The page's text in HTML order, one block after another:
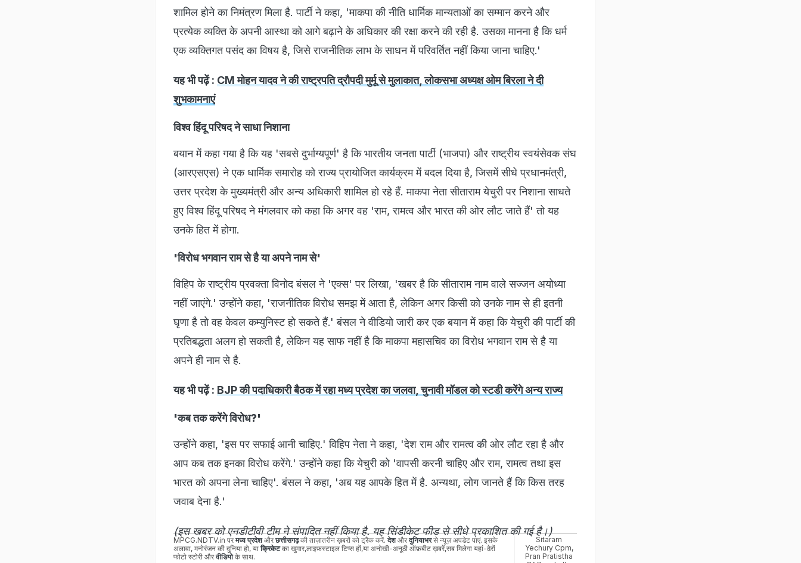
शामिल होने का निमंत्रण मिला है. पार्टी ने कहा, 'माकपा की नीति धार्मिक मान्यताओं का सम्मान करने और
प्रत्येक व्यक्ति के अपनी आस्था को आगे बढ़ाने के अधिकार की रक्षा करने की रही है. उसका मानना ​​है कि धर्म
एक व्यक्तिगत पसंद का विषय है, जिसे राजनीतिक लाभ के साधन में परिवर्तित नहीं किया जाना चाहिए.'
यह भी पढ़ें : CM मोहन यादव ने की राष्ट्रपति द्रौपदी मुर्मू से मुलाकात, लोकसभा अध्यक्ष ओम बिरला ने दी
शुभकामनाएं
विश्व हिंदू परिषद ने साधा निशाना
बयान में कहा गया है कि यह 'सबसे दुर्भाग्यपूर्ण' है कि भारतीय जनता पार्टी (भाजपा) और राष्ट्रीय स्वयंसेवक संघ
(आरएसएस) ने एक धार्मिक समारोह को राज्य प्रायोजित कार्यक्रम में बदल दिया है, जिसमें सीधे प्रधानमंत्री,
उत्तर प्रदेश के मुख्यमंत्री और अन्य अधिकारी शामिल हो रहे हैं. माकपा नेता सीताराम येचुरी पर निशाना साधते
हुए विश्व हिंदू परिषद ने मंगलवार को कहा कि अगर वह 'राम, रामत्व और भारत की ओर लौट जाते हैं' तो यह
उनके हित में होगा.
'विरोध भगवान राम से है या अपने नाम से'
विहिप के राष्ट्रीय प्रवक्ता विनोद बंसल ने 'एक्स' पर लिखा, 'खबर है कि सीताराम नाम वाले सज्जन अयोध्या
नहीं जाएंगे.' उन्होंने कहा, 'राजनीतिक विरोध समझ में आता है, लेकिन अगर किसी को उनके नाम से ही इतनी
घृणा है तो वह केवल कम्युनिस्ट हो सकते हैं.' बंसल ने वीडियो जारी कर एक बयान में कहा कि येचुरी की पार्टी की
प्रतिबद्धता अलग हो सकती है, लेकिन यह साफ नहीं है कि माकपा महासचिव का विरोध भगवान राम से है या
अपने ही नाम से है.
यह भी पढ़ें : BJP की पदाधिकारी बैठक में रहा मध्य प्रदेश का जलवा, चुनावी मॉडल को स्टडी करेंगे अन्य राज्य
'कब तक करेंगे विरोध?'
उन्होंने कहा, 'इस पर सफाई आनी चाहिए.' विहिप नेता ने कहा, 'देश राम और रामत्व की ओर लौट रहा है और
आप कब तक इनका विरोध करेंगे.' उन्होंने कहा कि येचुरी को 'वापसी करनी चाहिए और राम, रामत्व तथा इस
भारत को अपना लेना चाहिए'. बंसल ने कहा, 'अब यह आपके हित में है. अन्यथा, लोग जानते हैं कि किस तरह
जवाब देना है.'
(इस खबर को एनडीटीवी टीम ने संपादित नहीं किया है. यह सिंडीकेट फीड से सीधे प्रकाशित की गई है।)
MPCG.NDTV.in परमध्य प्रदेशऔरछत्तीसगढ़की ताज़ातरीन ख़बरों को ट्रैक करें. देशऔरदुनियाभरसे न्यूज़ अपडेट पाएं. इसके
अलावा, मनोरंजन की दुनिया हो, या क्रिकेटका खुमार,लाइफ़स्टाइल टिप्स हों,या अनोखी-अनूठी ऑफ़बीट ख़बरें,सब मिलेगा यहां-ढेरों
फोटो स्टोरी औरवीडियोके साथ.
Sitaram
Yechury Cpm,
Pran Pratistha